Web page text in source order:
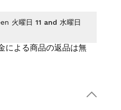
による商品の返品は無
火曜日 11 and 水曜日